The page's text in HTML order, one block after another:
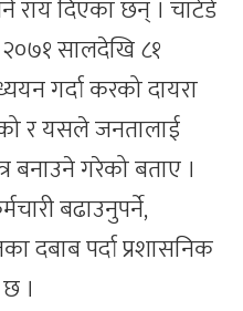
दिएका छन् । चार्टर्ड
सालदेखि ८१
गर्दा करको दायरा
र यसले जनतालाई
बनाउने गरेको बताए ।
बढाउनुपर्ने,
दबाब पर्दा प्रशासनिक
।